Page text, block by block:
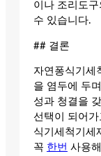
이나 조리도
수 있습니다.
## 결론
자연퐁식기세
을 염두에 두
성과 청결을
선택이 되어
식기세척기세
꼭 한번 사용